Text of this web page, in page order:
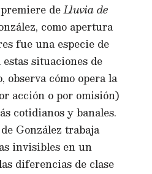
premiere deLluvia de
como apertura
fue una especie de
situaciones de
observa cómo opera la
acción o por omisión)
cotidianos y banales.
González trabaja
invisibles en un
diferencias de clase